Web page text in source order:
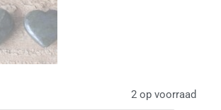
2 op voorraad